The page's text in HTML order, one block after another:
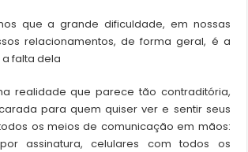
que a grande dificuldade, em nossas
relacionamentos, de forma geral, é a
falta dela
realidade que parece tão contraditória,
para quem quiser ver e sentir seus
os meios de comunicação em mãos:
assinatura, celulares com todos os